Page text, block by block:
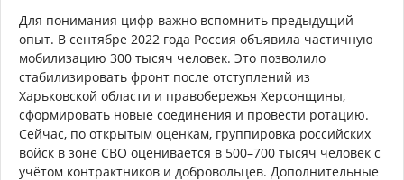
Для понимания цифр важно вспомнить предыдущий
опыт. В сентябре 2022 года Россия объявила частичную
мобилизацию 300 тысяч человек. Это позволило
стабилизировать фронт после отступлений из
Харьковской области и правобережья Херсонщины,
сформировать новые соединения и провести ротацию.
Сейчас, по открытым оценкам, группировка российских
войск в зоне СВО оценивается в 500–700 тысяч человек с
учётом контрактников и добровольцев. Дополнительные